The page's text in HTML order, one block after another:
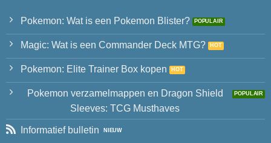
Pokemon: Wat is een Pokemon Blister?
Magic: Wat is een Commander Deck MTG?
Pokemon: Elite Trainer Box kopen
Pokemon verzamelmappen en Dragon Shield
Sleeves: TCG Musthaves
Informatief bulletin